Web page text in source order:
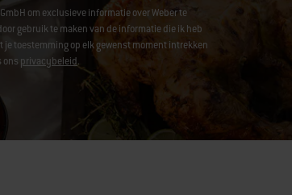
om exclusieve informatie over Weber te
gebruik te maken van de informatie die ik heb
toestemming op elk gewenst moment intrekken
ons privacybeleid.